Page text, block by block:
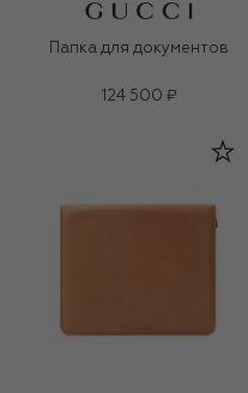
Папка для документов
124 500 ₽